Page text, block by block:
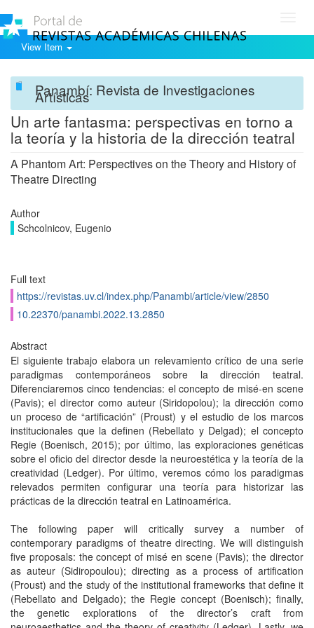
View Item
Panambí: Revista de Investigaciones
Artísticas
Un arte fantasma: perspectivas en torno a
la teoría y la historia de la dirección teatral
A Phantom Art: Perspectives on the Theory and History of
Theatre Directing
Author
Schcolnicov, Eugenio
Full text
https://revistas.uv.cl/index.php/Panambi/article/view/2850
10.22370/panambi.2022.13.2850
Abstract
El siguiente trabajo elabora un relevamiento crítico de una serie
paradigmas contemporáneos sobre la dirección teatral.
Diferenciaremos cinco tendencias: el concepto de misé-en scene
(Pavis); el director como auteur (Siridopolou); la dirección como
un proceso de “artificación” (Proust) y el estudio de los marcos
institucionales que la definen (Rebellato y Delgad); el concepto
Regie (Boenisch, 2015); por último, las exploraciones genéticas
sobre el oficio del director desde la neuroestética y la teoría de la
creatividad (Ledger). Por último, veremos cómo los paradigmas
relevados permiten configurar una teoría para historizar las
prácticas de la dirección teatral en Latinoamérica.
The following paper will critically survey a number of
contemporary paradigms of theatre directing. We will distinguish
five proposals: the concept of misé en scene (Pavis); the director
as auteur (Sidiropoulou); directing as a process of artification
(Proust) and the study of the institutional frameworks that define it
(Rebellato and Delgado); the Regie concept (Boenisch); finally,
the genetic explorations of the director’s craft from